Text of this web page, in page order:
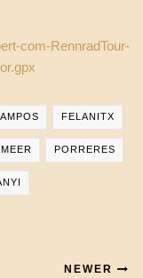
com-RennradTour-
FELANITX
MEER PORRERES
NEWER